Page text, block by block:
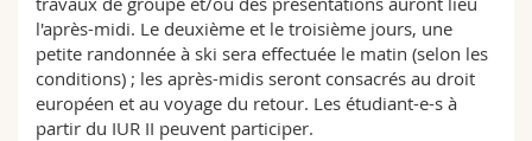
l'après-midi. Le deuxième et le troisième jours, une
petite randonnée à ski sera effectuée le matin (selon les
conditions) ; les après-midis seront consacrés au droit
européen et au voyage du retour. Les étudiant-e-s à
partir du IUR II peuvent participer.